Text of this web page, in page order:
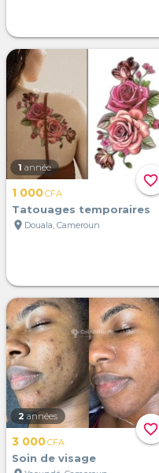
favorite_border
1 année
1 000CFA
Tatouages temporaires
location_on Douala, Cameroun
favorite_border
2 années
3 000CFA
Soin de visage